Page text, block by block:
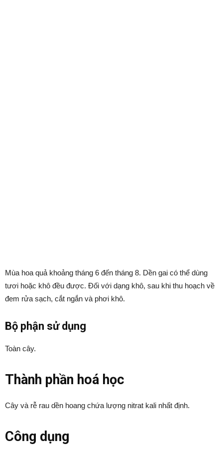
Mùa hoa quả khoảng tháng 6 đến tháng 8. Dền gai có thể dùng
tươi hoặc khô đều được. Đối với dạng khô, sau khi thu hoạch về
đem rửa sạch, cắt ngắn và phơi khô.
Bộ phận sử dụng
Toàn cây.
Thành phần hoá học
Cây và rễ rau dền hoang chứa lượng nitrat kali nhất định.
Công dụng